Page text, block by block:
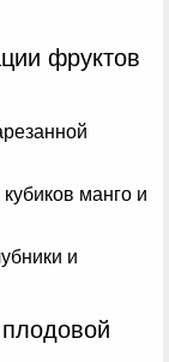
фруктов
манго и
и